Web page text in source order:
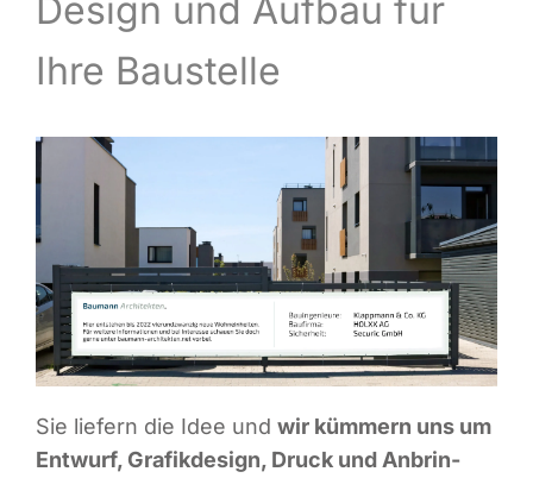
Design und Auf­bau für
Ihre Baustelle
Sie lie­fern die Idee und wir küm­mern uns um
Ent­wurf, Gra­fik­de­sign, Druck und Anbrin­